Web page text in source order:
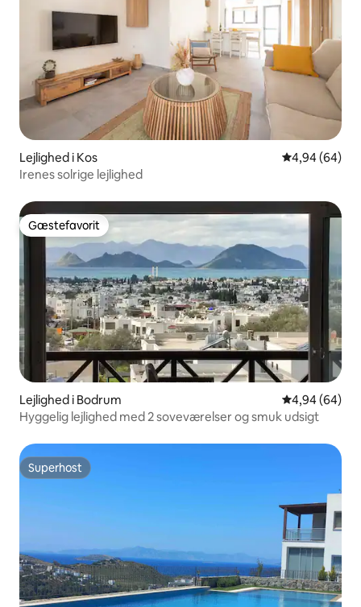
Lejlighed i Kos 4,94 ud af 5 i
4,94 (64)
Irenes solrige lejlighed
Gæstefavorit
Gæstefavorit
Lejlighed i Bodrum 4,94 ud af 5 i
4,94 (64)
Hyggelig lejlighed med 2 soveværelser og smuk udsigt
Superhost
Superhost